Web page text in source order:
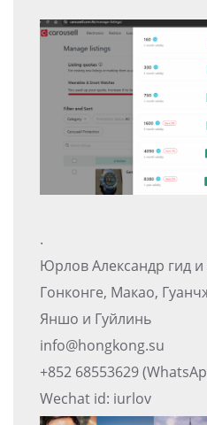
.
Юрлов Александр гид и
Гонконге, Макао,
Яншо и Гуйлинь
info@hongkong.su
+852 68553629
Wechat id: iurlov